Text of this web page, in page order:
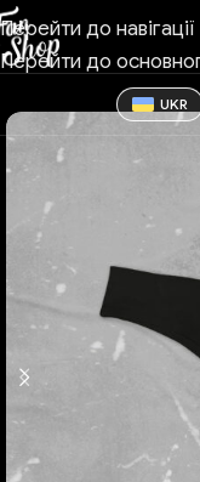
Перейти до навігації
Перейти до
UKR